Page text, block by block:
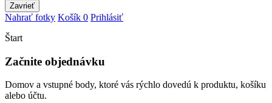
Zavrieť
Nahrať fotky Košík 0 Prihlásiť
Štart
Začnite objednávku
Domov a vstupné body, ktoré vás rýchlo dovedú k produktu, košíku
alebo účtu.